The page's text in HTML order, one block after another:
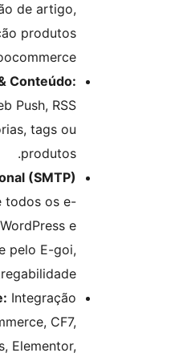
publicação de artigo,
Sincronização produtos
Canais & Conteúdo:
Notificações Web Push, RSS
Feed por categorias, tags ou
E-mail Transacional (SMTP)
E-goi: Envio de todos os e-
mails do WordPress e
WooCommerce pelo E-goi,
com melhor entregabilidade.
Compatibilidade:
com WooCommerce, CF7,
Gravity Forms, Elementor,